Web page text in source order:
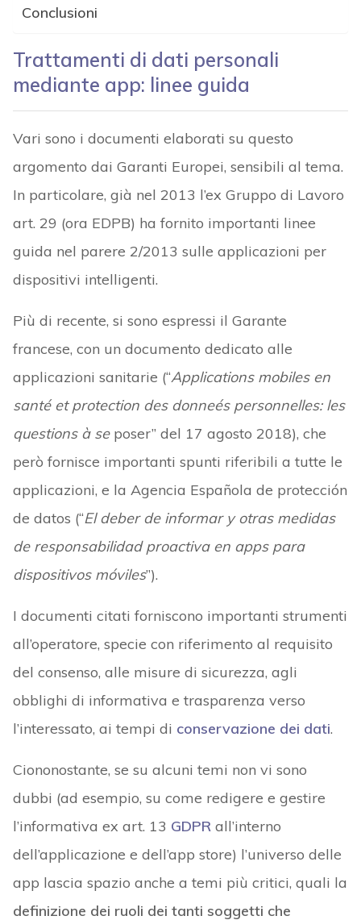
Conclusioni
Trattamenti di dati personali
mediante app: linee guida
Vari sono i documenti elaborati su questo
argomento dai Garanti Europei, sensibili al tema.
In particolare, già nel 2013 l’ex Gruppo di Lavoro
art. 29 (ora EDPB) ha fornito importanti linee
guida nel parere 2/2013 sulle applicazioni per
dispositivi intelligenti.
Più di recente, si sono espressi il Garante
francese, con un documento dedicato alle
applicazioni sanitarie (“Applications mobiles en
santé et protection des donneés personnelles: les
questions à seposer” del 17 agosto 2018), che
però fornisce importanti spunti riferibili a tutte le
applicazioni, e la Agencia Española de protección
de datos (“El deber de informar y otras medidas
de responsabilidad proactiva en apps para
dispositivos móviles”).
I documenti citati forniscono importanti strumenti
all’operatore, specie con riferimento al requisito
del consenso, alle misure di sicurezza, agli
obblighi di informativa e trasparenza verso
l’interessato, ai tempi di conservazione dei dati.
Ciononostante, se su alcuni temi non vi sono
dubbi (ad esempio, su come redigere e gestire
l’informativa ex art. 13 GDPRall’interno
dell’applicazione e dell’app store) l’universo delle
app lascia spazio anche a temi più critici, quali la
definizione dei ruoli dei tanti soggetti che